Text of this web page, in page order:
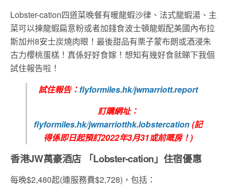
Lobster-cation四道菜晚餐有暖龍蝦沙律、法式龍蝦湯、主
菜可以揀龍蝦扁意粉或者加錢食波士頓龍蝦配美國內布拉
斯加州8安士炭燒肉眼！最後甜品有栗子蒙布朗或酒浸朱
古力櫻桃蛋榚！真係好好食嫁！想知有幾好食就睇下我個
試住報告啦！
試住報告：flyformiles.hk/jwmarriott.report
訂購網址：
flyformiles.hk/jwmarriotthk.lobstercation(記
得係即日起預訂2022年3月31或前嘅房！)
香港JW萬豪酒店 「Lobster-cation」住宿優惠
每晚$2,480起(連服務費$2,728)，包括：